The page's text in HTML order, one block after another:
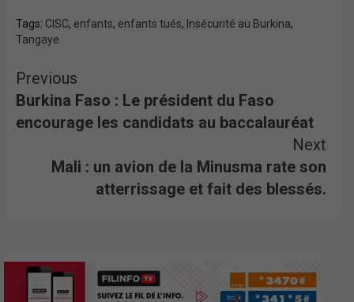
Tags: CISC, enfants, enfants tués, Insécurité au Burkina,
Tangaye
Previous
Burkina Faso : Le président du Faso
encourage les candidats au baccalauréat
Next
Mali : un avion de la Minusma rate son
atterrissage et fait des blessés.